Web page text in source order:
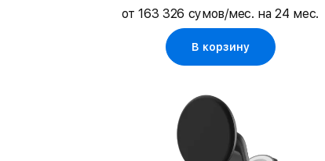
от 163 326 сумов/мес. на 24 мес.
В корзину